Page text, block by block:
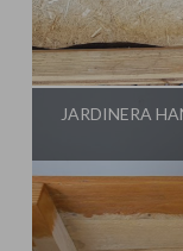
JARDINERA